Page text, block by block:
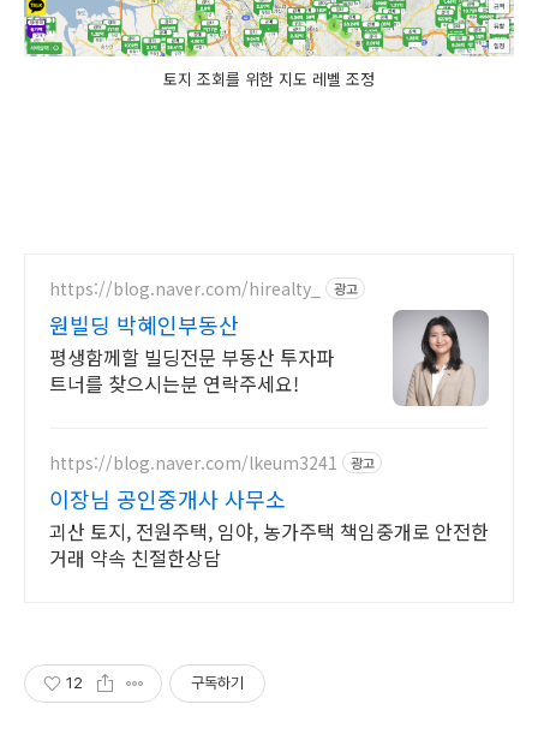
토지 조회를 위한 지도 레벨 조정
https://blog.naver.com/hirealty_ 광고
원빌딩 박혜인부동산
평생함께할 빌딩전문 부동산 투자파
트너를 찾으시는분 연락주세요!
https://blog.naver.com/lkeum3241 광고
이장님 공인중개사 사무소
괴산 토지, 전원주택, 임야, 농가주택 책임중개로 안전한
거래 약속 친절한상담
12 구독하기